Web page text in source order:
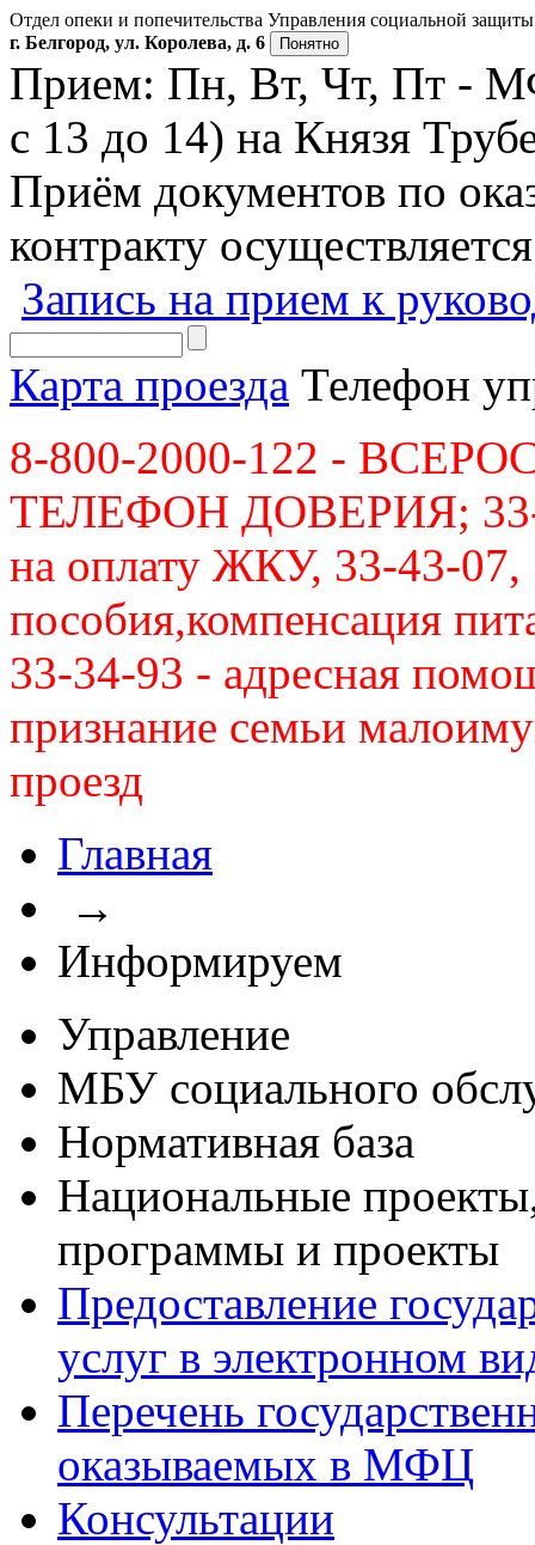
Отдел опеки и попечительства Управления социальной
г. Белгород, ул. Королева, д. 6
Понятно
Прием: Пн, Вт, Чт, Пт -
с 13 до 14) на Князя
Приём документов по
контракту
Запись на прием к
Карта проезда Телефон
8-800-2000-122 -
ТЕЛЕФОН ДОВЕРИЯ; 33-
на оплату ЖКУ, 33-43-07,
пособия,компенсация
33-34-93 - адресная
признание семьи
проезд
Главная
→
Информируем
Управление
МБУ социального
Нормативная база
Национальные
программы и проекты
Предоставление
услуг в электронном
Перечень
оказываемых в МФЦ
Консультации